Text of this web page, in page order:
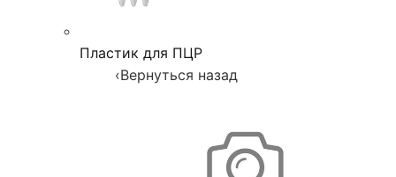
Пластик для ПЦР
‹Вернуться назад